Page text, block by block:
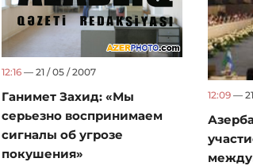
12:16 — 21 / 05 / 2007
Ганимет Захид: «Мы
серьезно воспринимаем
сигналы об угрозе
покушения»
12:09 —